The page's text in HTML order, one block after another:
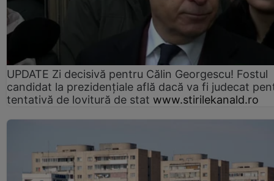
UPDATE Zi decisivă pentru Călin Georgescu! Fostul
candidat la prezidențiale află dacă va fi judecat
tentativă de lovitură de stat www.stirilekanald.ro